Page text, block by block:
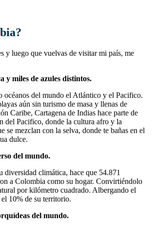
y luego que vuelvas de visitar mi país, me
y miles de azules distintos.
océanos del mundo el Atlántico y el Pacifico.
aún sin turismo de masa y llenas de
Caribe, Cartagena de Indias hace parte de
del Pacifico, donde la cultura afro y la
se mezclan con la selva, donde te bañas en el
dulce.
del mundo.
climática, hace que 54.871
a Colombia como su hogar. Convirtiéndolo
por kilómetro cuadrado. Albergando el
10% de su territorio.
del mundo.